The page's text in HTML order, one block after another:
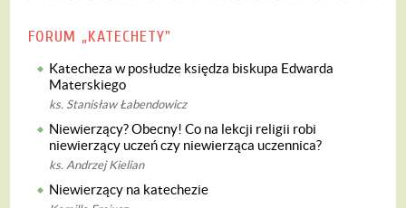
FORUM „KATECHETY"
Katecheza w posłudze księdza biskupa Edwarda
Materskiego
ks. Stanisław Łabendowicz
Niewierzący? Obecny! Co na lekcji religii robi
niewierzący uczeń czy niewierząca uczennica?
ks. Andrzej Kielian
Niewierzący na katechezie